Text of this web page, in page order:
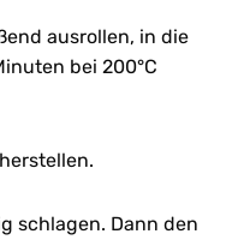
ausrollen, in die
bei 200°C
schlagen. Dann den